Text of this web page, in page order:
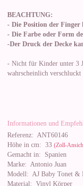
BEACHTUNG:
- Die Position der Finger
- Die Farbe oder Form
-Der Druck der Decke
- Nicht für Kinder unter 3
wahrscheinlich verschluckt
Informationen und
Referenz: ANT60146
Höhe in cm: 33 (Zoll-
Gemacht in: Spanien
Marke: Antonio Juan
Modell: AJ Baby Tonet &
Material: Vinyl Körper